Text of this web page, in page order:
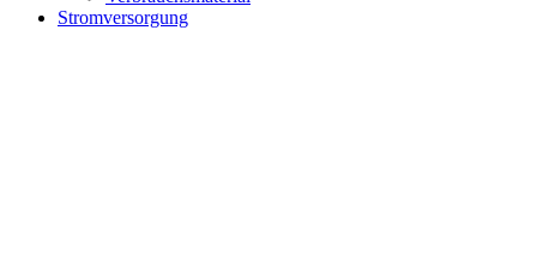
Stromversorgung